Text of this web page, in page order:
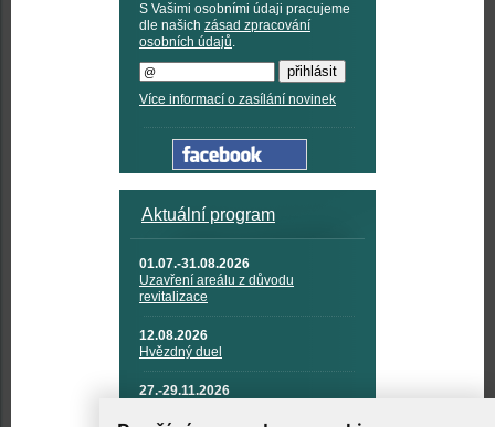
S Vašimi osobními údaji pracujeme
dle našich zásad zpracování
osobních údajů.
Více informací o zasílání novinek
Aktuální program
01.07.-31.08.2026
Uzavření areálu z důvodu
revitalizace
12.08.2026
Hvězdný duel
27.-29.11.2026
TECHNIKA A KOSMICKÉ